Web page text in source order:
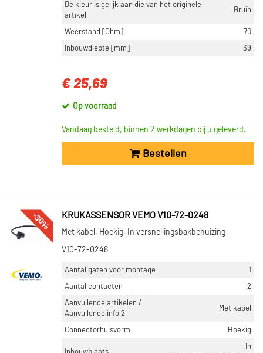
De kleur is gelijk aan die van het originele
artikel
Bruin
Weerstand [Ohm]
70
Inbouwdiepte [mm]
39
€ 25,69
Op voorraad
Vandaag besteld, binnen 2 werkdagen bij u geleverd.
Bestellen
-30% KRUKASSENSOR VEMO V10-72-0248
Met kabel, Hoekig, In versnellingsbakbehuizing
V10-72-0248
Aantal gaten voor montage
1
Aantal contacten
2
Aanvullende artikelen /
Aanvullende info 2
Met kabel
Connectorhuisvorm Hoekig
In